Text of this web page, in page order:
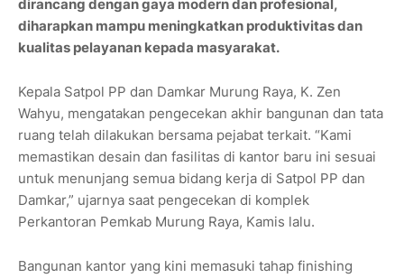
dirancang dengan gaya modern dan profesional,
diharapkan mampu meningkatkan produktivitas dan
kualitas pelayanan kepada masyarakat.
Kepala Satpol PP dan Damkar Murung Raya, K. Zen
Wahyu, mengatakan pengecekan akhir bangunan dan tata
ruang telah dilakukan bersama pejabat terkait. “Kami
memastikan desain dan fasilitas di kantor baru ini sesuai
untuk menunjang semua bidang kerja di Satpol PP dan
Damkar,” ujarnya saat pengecekan di komplek
Perkantoran Pemkab Murung Raya, Kamis lalu.
Bangunan kantor yang kini memasuki tahap finishing